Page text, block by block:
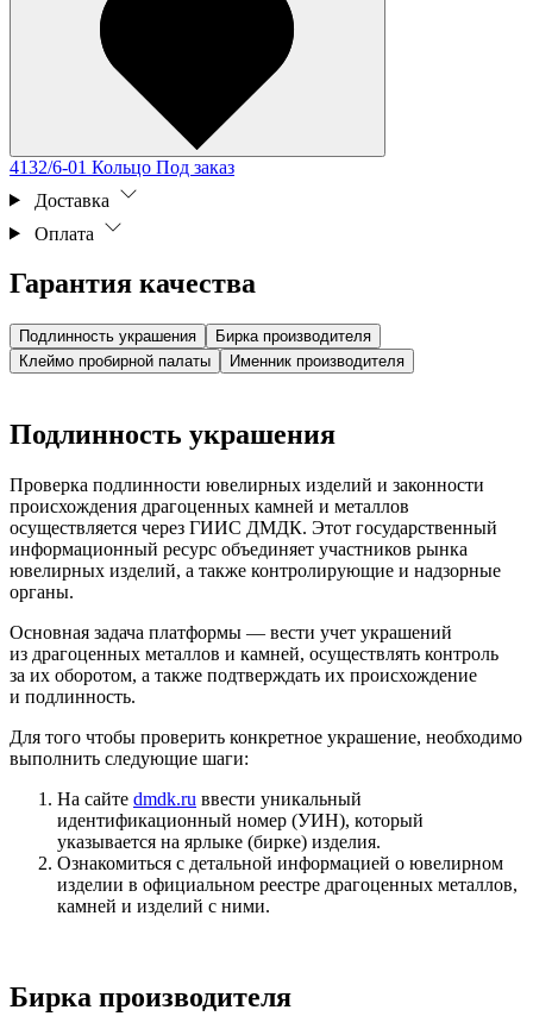
4132/6-01 Кольцо Под заказ
Доставка
Оплата
Гарантия качества
Подлинность украшения
Бирка производителя
Клеймо пробирной палаты
Именник производителя
Подлинность украшения
Проверка подлинности ювелирных изделий и законности
происхождения драгоценных камней и металлов
осуществляется через ГИИС ДМДК. Этот государственный
информационный ресурс объединяет участников рынка
ювелирных изделий, а также контролирующие и надзорные
органы.
Основная задача платформы — вести учет украшений
из драгоценных металлов и камней, осуществлять контроль
за их оборотом, а также подтверждать их происхождение
и подлинность.
Для того чтобы проверить конкретное украшение, необходимо
выполнить следующие шаги:
На сайте dmdk.ru ввести уникальный
идентификационный номер (УИН), который
указывается на ярлыке (бирке) изделия.
Ознакомиться с детальной информацией о ювелирном
изделии в официальном реестре драгоценных металлов,
камней и изделий с ними.
Бирка производителя